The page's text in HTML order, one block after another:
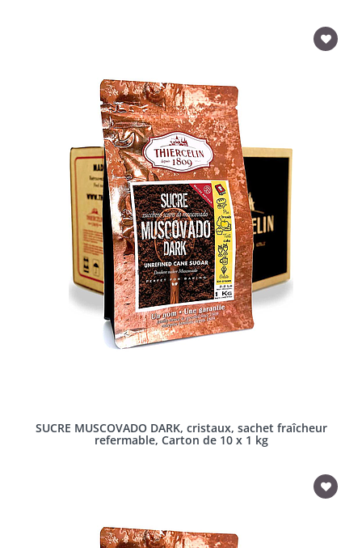
SUCRE MUSCOVADO DARK, cristaux, sachet fraîcheur
refermable, Carton de 10 x 1 kg